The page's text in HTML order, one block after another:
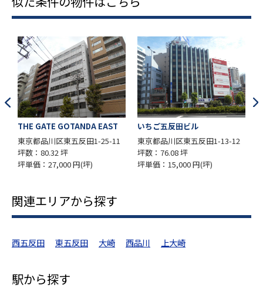
いちご五反田ビル
東京都品川区東五反田1-13-12
坪数：76.08 坪
坪単価：15,000 円(坪)
SDI五反田ビル
東京都品川区西五反田7-13-6
坪数：61.35 坪
坪単価：12,000 円(坪)
関連エリアから探す
西五反田 東五反田 大崎 西品川 上大崎
駅から探す